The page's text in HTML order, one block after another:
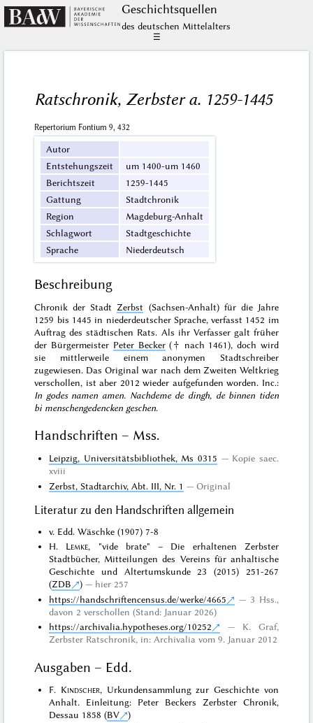
Geschichts­quellen
des deutschen Mittelalters
☰
Ratschronik, Zerbster a. 1259-1445
Repertorium Fontium 9, 432
Autor
Entstehungszeit
um 1400-um 1460
Berichtszeit
1259-1445
Gattung
Stadtchronik
Region
Magdeburg-Anhalt
Schlagwort
Stadtgeschichte
Sprache
Niederdeutsch
Beschreibung
Chronik der Stadt Zerbst (Sachsen-Anhalt) für die Jahre
1259 bis 1445 in niederdeutscher Sprache, verfasst 1452 im
Auftrag des städtischen Rats. Als ihr Verfasser galt früher
der Bürgermeister Peter Becker(† nach 1461), doch wird
sie mittlerweile einem anonymen Stadtschreiber
zugewiesen. DasOriginal war nach dem Zweiten Weltkrieg
verschollen, ist aber 2012 wieder aufgefunden worden. Inc.:
In godes namen amen. Nachdeme de dingh, de binnen tiden
bi menschengedencken geschen.
Handschriften – Mss.
Leipzig, Universitätsbibliothek, Ms 0315
Kopie saec.
xviii
Zerbst, Stadtarchiv, Abt. III, Nr. 1
Original
Literatur zu den Handschriften allgemein
v. Edd. Wäschke (1907) 7-8
H. Lemke, "vide brate" – Die erhaltenen Zerbster
Stadtbücher, Mitteilungen des Vereins für anhaltische
Geschichte und Altertumskunde 23 (2015) 251-267
(ZDB )
hier 257
https://handschriftencensus.de/werke/4665
3 Hss.,
davon 2 verschollen (Stand: Januar 2026)
https://archivalia.hypotheses.org/10252
K. Graf,
Zerbster Ratschronik, in: Archivalia vom 9. Januar 2012
Ausgaben – Edd.
F. Kindscher, Urkundensammlung zur Geschichte von
Anhalt. Einleitung: Peter Beckers Zerbster Chronik,
Dessau 1858 (BV
)